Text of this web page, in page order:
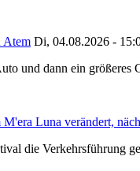
Atem Di, 04.08.2026 -
und dann ein
Luna verändert,
die Verkehrsführung